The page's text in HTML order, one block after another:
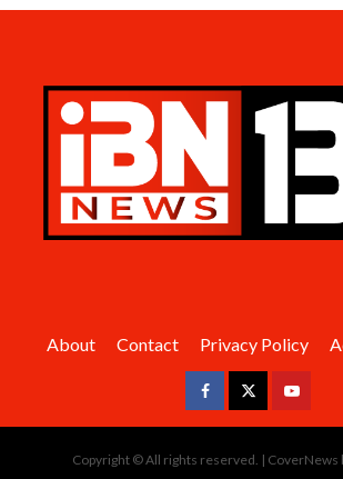
About Contact Privacy Policy
FacebookTwitterYoutube
Copyright © All rights reserved. | CoverNews